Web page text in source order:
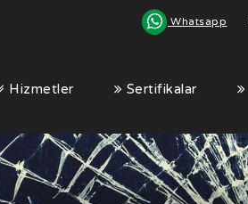
Whatsapp
Hizmetler Sertifikalar